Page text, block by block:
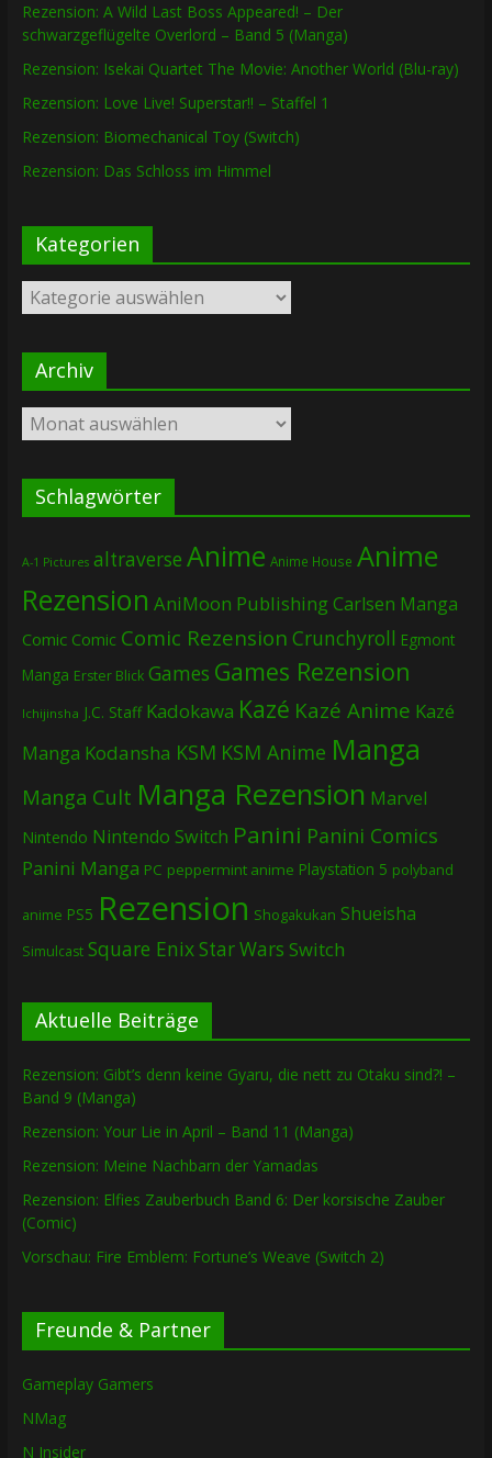
Rezension: A Wild Last Boss Appeared! – Der
schwarzgeflügelte Overlord – Band 5 (Manga)
Rezension: Isekai Quartet The Movie: Another World (Blu-ray)
Rezension: Love Live! Superstar!! – Staffel 1
Rezension: Biomechanical Toy (Switch)
Rezension: Das Schloss im Himmel
Kategorien
Kategorien
Archiv
Archiv
Schlagwörter
A-1 Pictures altraverse Anime Anime House Anime
Rezension AniMoon PublishingCarlsen Manga
Comic Comic Comic Rezension Crunchyroll Egmont
Manga Erster Blick Games Games Rezension
Ichijinsha J.C. Staff Kadokawa Kazé Kazé Anime Kazé
Manga Kodansha KSM KSM Anime Manga
Manga Cult Manga Rezension Marvel
Nintendo Nintendo Switch Panini Panini Comics
Panini Manga PC peppermint anime Playstation 5 polyband
anime PS5 Rezension Shogakukan Shueisha
Simulcast Square EnixStar Wars Switch
Aktuelle Beiträge
Rezension: Gibt’s denn keine Gyaru, die nett zu Otaku sind?! –
Band 9 (Manga)
Rezension: Your Lie in April – Band 11 (Manga)
Rezension: Meine Nachbarn der Yamadas
Rezension: Elfies Zauberbuch Band 6: Der korsische Zauber
(Comic)
Vorschau: Fire Emblem: Fortune’s Weave (Switch 2)
Freunde & Partner
Gameplay Gamers
NMag
N Insider